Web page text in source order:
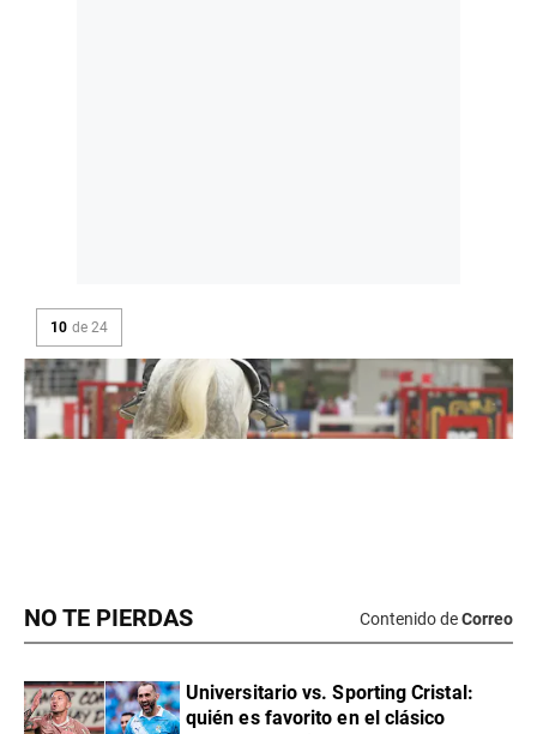
NO TE PIERDAS Contenido deCorreo
Universitario vs. Sporting Cristal:
quién es favorito en el clásico